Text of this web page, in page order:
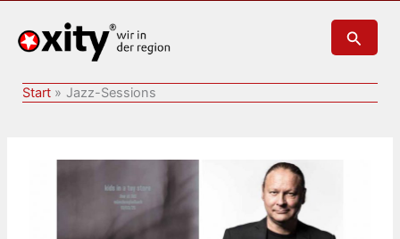
Suchen
Start Jazz-Sessions